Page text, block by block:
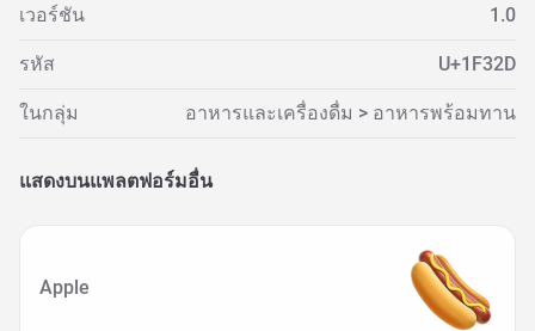
เวอร์ชัน 1.0
รหัส U+1F32D
ในกลุ่ม อาหารและเครื่องดื่ม > อาหารพร้อมทาน
แสดงบนแพลตฟอร์มอื่น
Apple